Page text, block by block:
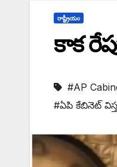
రాష్ట్రీయం
కాక
#AP
#ఏపి కేబినెట్